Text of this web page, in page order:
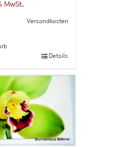
MwSt.
Versandkosten
Details